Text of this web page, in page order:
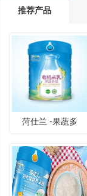
推荐产品
菏仕兰 -果蔬多